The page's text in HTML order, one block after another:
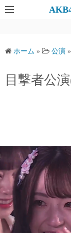
ホーム » 公演 »
目撃者公